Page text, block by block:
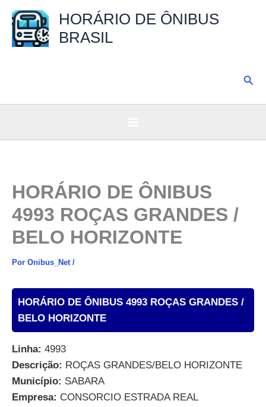
para
HORÁRIO DE ÔNIBUS
BRASIL
HORÁRIO DE ÔNIBUS
4993 ROÇAS GRANDES /
BELO HORIZONTE
Por Onibus_Net /
HORÁRIO DE ÔNIBUS 4993 ROÇAS GRANDES /
BELO HORIZONTE
Linha: 4993
Descrição: ROÇAS GRANDES/BELO HORIZONTE
Município: SABARA
Empresa: CONSORCIO ESTRADA REAL